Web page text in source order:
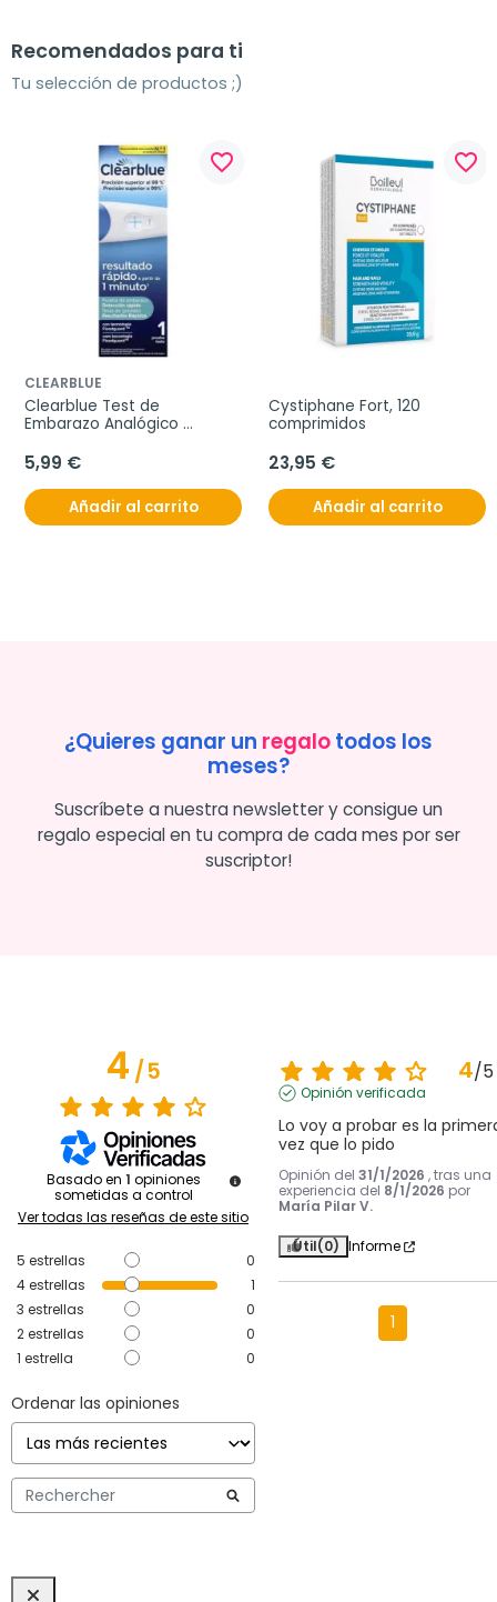
Recomendados para ti
Tu selección de productos ;)
favorite_border
CLEARBLUE
Clearblue Test de
Embarazo Analógico
5,99 €
Añadir al carrito
favorite_border
Cystiphane Fort, 120
comprimidos
23,95 €
Añadir al carrito
¿Quieres ganar un regalotodos los
meses?
Suscríbete a nuestra newsletter y consigue un
regalo especial en tu compra de cada mes por ser
suscriptor!
4/5
Basado en 1 opiniones
sometidas a control
Ver todas las reseñas de este sitio
5 estrellas
0
4estrellas
1
3 estrellas
0
2estrellas
0
1 estrella 0
Ordenar las opiniones
4/5
Opinión verificada
Lo voy a probar es la
vez que lo pido
Opinión del 31/1/2026 , tras una
experiencia del 8/1/2026 por
María Pilar V.
Útil(0) Informe
1